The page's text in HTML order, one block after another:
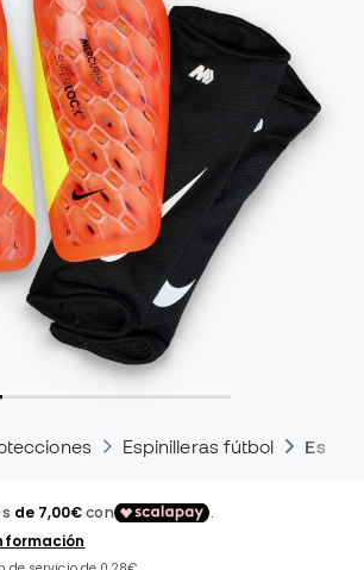
Espinilleras fútbol